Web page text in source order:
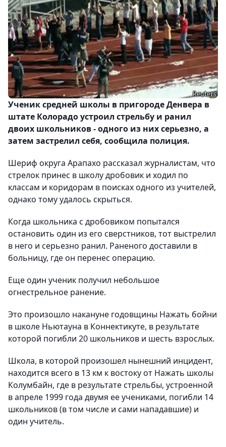
Ученик средней школы в пригороде Денвера в
штате Колорадо устроил стрельбу и ранил
двоих школьников - одного из них серьезно, а
затем застрелил себя, сообщила полиция.
Шериф округа Арапахо рассказал журналистам, что
стрелок принес в школу дробовик и ходил по
классам и коридорам в поисках одного из учителей,
однако тому удалось скрыться.
Когда школьника с дробовиком попытался
остановить один из его сверстников, тот выстрелил
в него и серьезно ранил. Раненого доставили в
больницу, где он перенес операцию.
Еще один ученик получил небольшое
огнестрельное ранение.
Это произошло накануне годовщины Нажать бойни
в школе Ньютауна в Коннектикуте, в результате
которой погибли 20 школьников и шесть взрослых.
Школа, в которой произошел нынешний инцидент,
находится всего в 13 км к востоку от Нажать школы
Колумбайн, где в результате стрельбы, устроенной
в апреле 1999 года двумя ее учениками, погибли 14
школьников (в том числе и сами нападавшие) и
один учитель.